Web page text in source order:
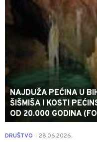
NAJDUŽA PEĆINA U
ŠIŠMIŠA I KOSTI
OD 20.000 GODINA
DRUŠTVO 28.06.2026.